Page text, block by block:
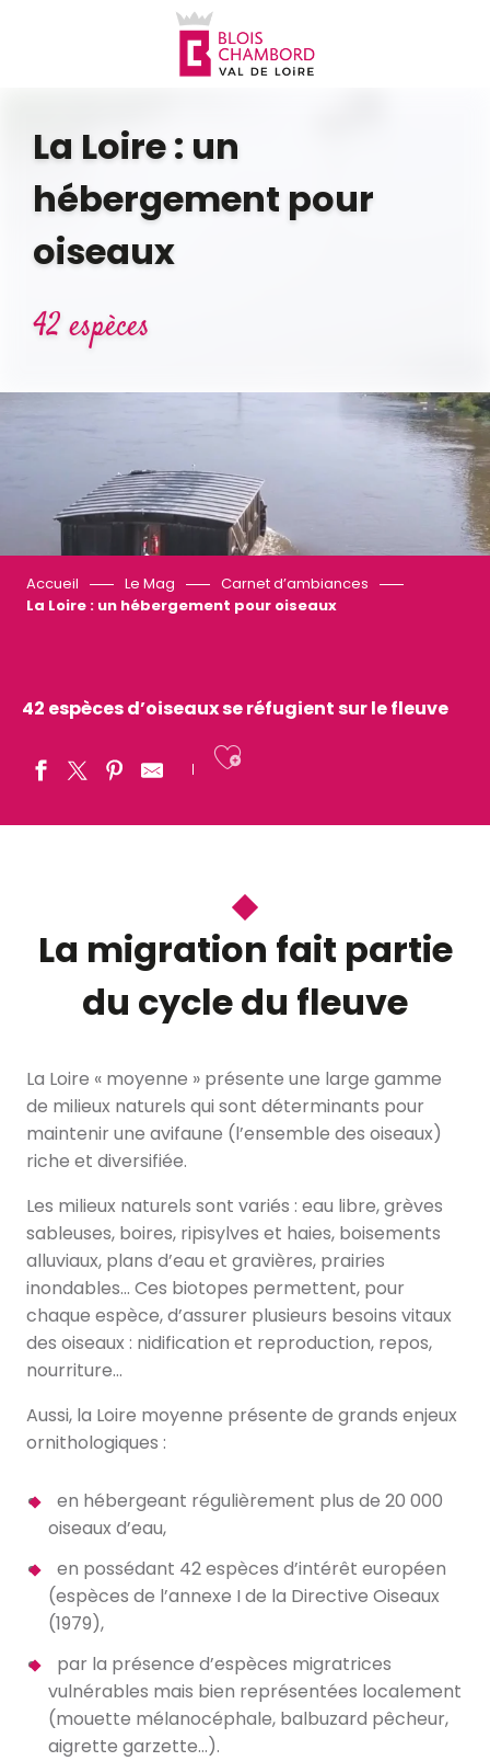
La Loire : un
hébergement pour
oiseaux
42 espèces
Accueil Le Mag
Carnet d’ambiances
La Loire : un hébergement pour oiseaux
42 espèces d’oiseaux se réfugient sur le fleuve
Ajouter aux
La migration fait partie
du cycle du fleuve
La Loire « moyenne » présente une large gamme
de milieux naturels qui sont déterminants pour
maintenir une avifaune (l’ensemble des oiseaux)
riche et diversifiée.
Les milieux naturels sont variés : eau libre, grèves
sableuses, boires, ripisylves et haies, boisements
alluviaux, plans d’eau et gravières, prairies
inondables… Ces biotopes permettent, pour
chaque espèce, d’assurer plusieurs besoins vitaux
des oiseaux : nidification et reproduction, repos,
nourriture…
Aussi, la Loire moyenne présente de grands enjeux
ornithologiques :
en hébergeant régulièrement plus de 20 000
oiseaux d’eau,
en possédant 42 espèces d’intérêt européen
(espèces de l’annexe I de la Directive Oiseaux
(1979),
par la présence d’espèces migratrices
vulnérables mais bien représentées localement
(mouette mélanocéphale, balbuzard pêcheur,
aigrette garzette…).